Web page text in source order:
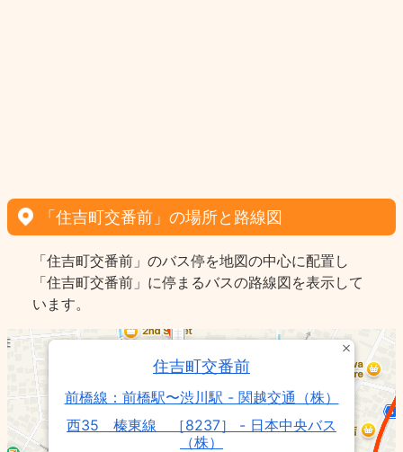
「住吉町交番前」の場所と路線図
「住吉町交番前」のバス停を地図の中心に配置し
「住吉町交番前」に停まるバスの路線図を表示して
います。
住吉町交番前
前橋線：前橋駅〜渋川駅 - 関越交通（株）
西35 榛東線 ［8237］ - 日本中央バス
（株）